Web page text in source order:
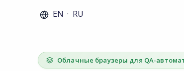
EN · RU
Облачные браузеры для QA-